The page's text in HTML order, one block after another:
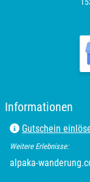
Informationen
Gutschein
Weitere Erlebnisse:
alpaka-
Neumünster
Nidda